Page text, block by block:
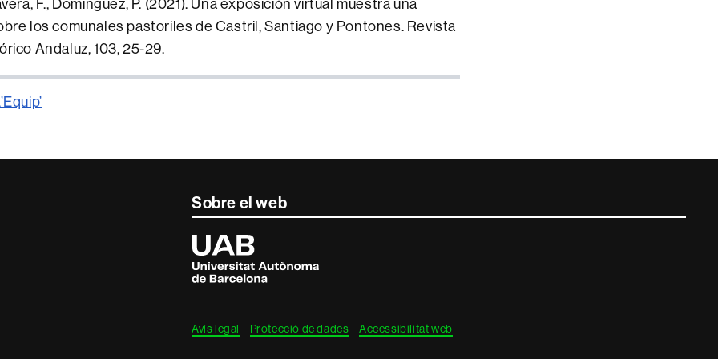
F., Dominguez, P. (2021). Una exposición virtual muestra una
los comunales pastoriles de Castril, Santiago y Pontones. Revista
Andaluz, 103, 25-29.
Sobre el web
Universitat
Autònoma
de
Barcelona
Avís legal Protecció de dades Accessibilitat web